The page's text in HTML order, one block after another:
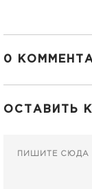
0
ОСТАВИТЬ